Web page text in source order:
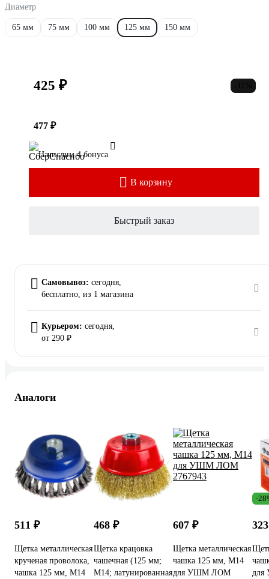
Диаметр
65 мм 75 мм 100 мм 125 мм 150 мм
425 ₽
477 ₽
Начислим 4 бонуса
В корзину
Быстрый заказ
Самовывоз: сегодня,
бесплатно, из 1 магазина
Курьером: сегодня,
от 290 ₽
Аналоги
511 ₽
Щетка металлическая
крученая проволока,
чашка 125 мм, М14
468 ₽
Щетка крацовка
чашечная (125 мм;
М14; латунированная
607 ₽
Щетка металлическая
чашка 125 мм, М14
для УШМ ЛОМ
-